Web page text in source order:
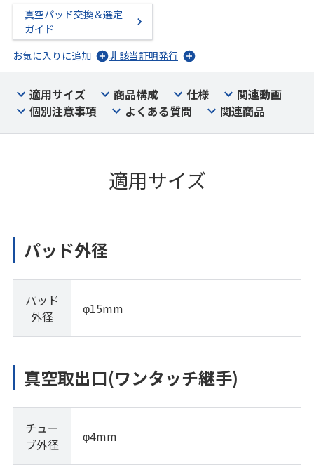
真空パッド交換＆選定
ガイド
お気に入りに追加
非該当証明発行
適用サイズ 商品構成 仕様
関連動画
個別注意事項
よくある質問 関連商品
適用サイズ
パッド外径
パッド
外径
φ15mm
真空取出口(ワンタッチ継手)
チュー
ブ外径
φ4mm